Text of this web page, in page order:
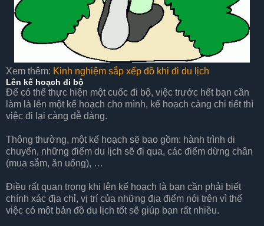
Xem thêm: Kinh nghiệm sắp xếp đồ khi đi du lịch
Lên kế hoạch đi bộ
Để có thể thực hiện một cuốc đi bộ, việc trước hết bạn cần
làm là lên một kế hoạch cho mình, kế hoạch càng chi tiết thì
việc đi lại càng dễ dàng.
Thông thường, một kế hoạch sẽ bao gồm: hành trình di
chuyển, những điểm du lịch sẽ đi qua, các điểm dừng chân
(mua sắm, ăn uống), …
Điều rất quan trọng khi lên kế hoạch là bạn cần phải biết
chính xác địa chỉ, vị trí của những địa điểm nói trên vì thế
việc có một bản đồ du lịch tốt sẽ giúp bạn rất nhiều.